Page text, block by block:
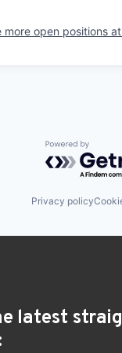
more open positions at
Powered by
Privacy policy
latest